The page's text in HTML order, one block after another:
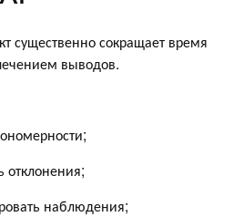
существенно сокращает время
выводов.
отклонения;
наблюдения;